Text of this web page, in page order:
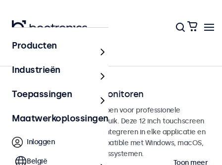
Touchscreens
12 inch touchscreen monitoren
12 inch touchscreens ontworpen voor professionele
toepassingen en continu gebruik. Deze 12 inch touchscreen
monitoren zijn eenvoudig te integreren in elke applicatie en
iedere omgeving en zijn compatible met Windows, macOS,
ChromeOS en Linux besturingssystemen.
Toon meer
Producten
Industrieën
Toepassingen
Maatwerkoplossingen
Inloggen
België